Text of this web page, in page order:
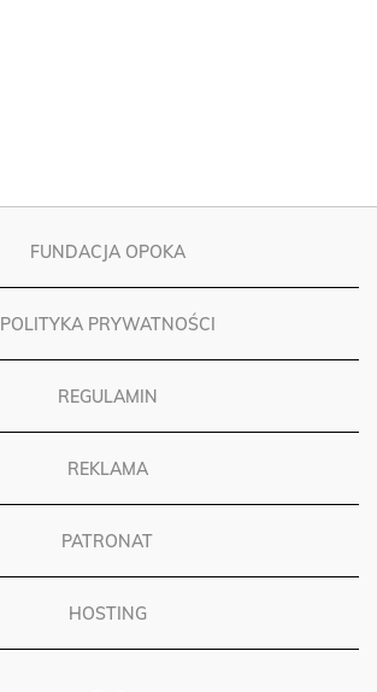
FUNDACJA OPOKA
POLITYKA PRYWATNOŚCI
REGULAMIN
REKLAMA
PATRONAT
HOSTING